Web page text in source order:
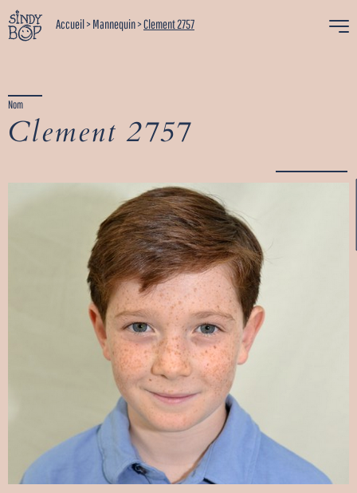
Accueil>Mannequin>Clement 2757
Nom
Clement 2757